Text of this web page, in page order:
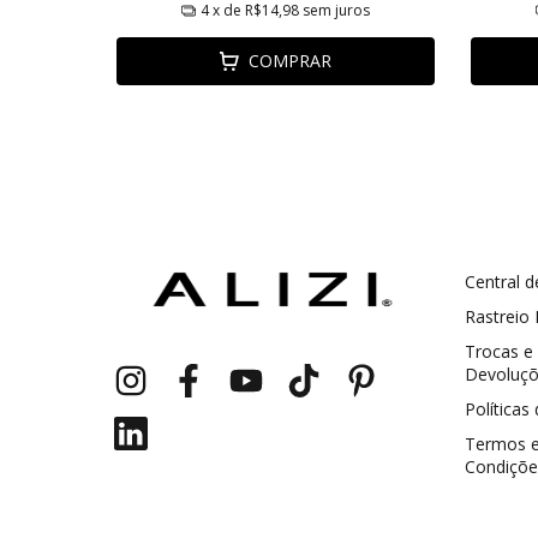
4x de R$14,98 sem juros
COMPRAR
Central
Rastreio
Trocas e
Políticas
Termos e
Cupom 1a compra: GANHE5